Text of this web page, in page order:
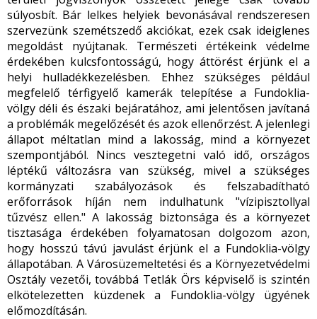
súlyosbít. Bár lelkes helyiek bevonásával rendszeresen
szervezünk szemétszedő akciókat, ezek csak ideiglenes
megoldást nyújtanak. Természeti értékeink védelme
érdekében kulcsfontosságú, hogy áttörést érjünk el a
helyi hulladékkezelésben. Ehhez szükséges például
megfelelő térfigyelő kamerák telepítése a Fundoklia-
völgy déli és északi bejáratához, ami jelentősen javítaná
a problémák megelőzését és azok ellenőrzést. A jelenlegi
állapot méltatlan mind a lakosság, mind a környezet
szempontjából. Nincs vesztegetni való idő, országos
léptékű változásra van szükség, mivel a szükséges
kormányzati szabályozások és felszabadítható
erőforrások híján nem indulhatunk "vízipisztollyal
tűzvész ellen." A lakosság biztonsága és a környezet
tisztasága érdekében folyamatosan dolgozom azon,
hogy hosszú távú javulást érjünk el a Fundoklia-völgy
állapotában. A Városüzemeltetési és a Környezetvédelmi
Osztály vezetői, továbbá Tetlák Örs képviselő is szintén
elkötelezetten küzdenek a Fundoklia-völgy ügyének
előmozdításán.